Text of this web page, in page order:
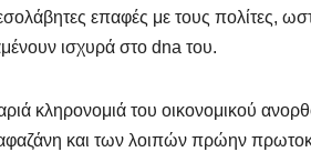
επαφές με τους πολίτες,
ισχυρά στο dna του.
κληρονομιά του οικονομικού
και των λοιπών πρώην